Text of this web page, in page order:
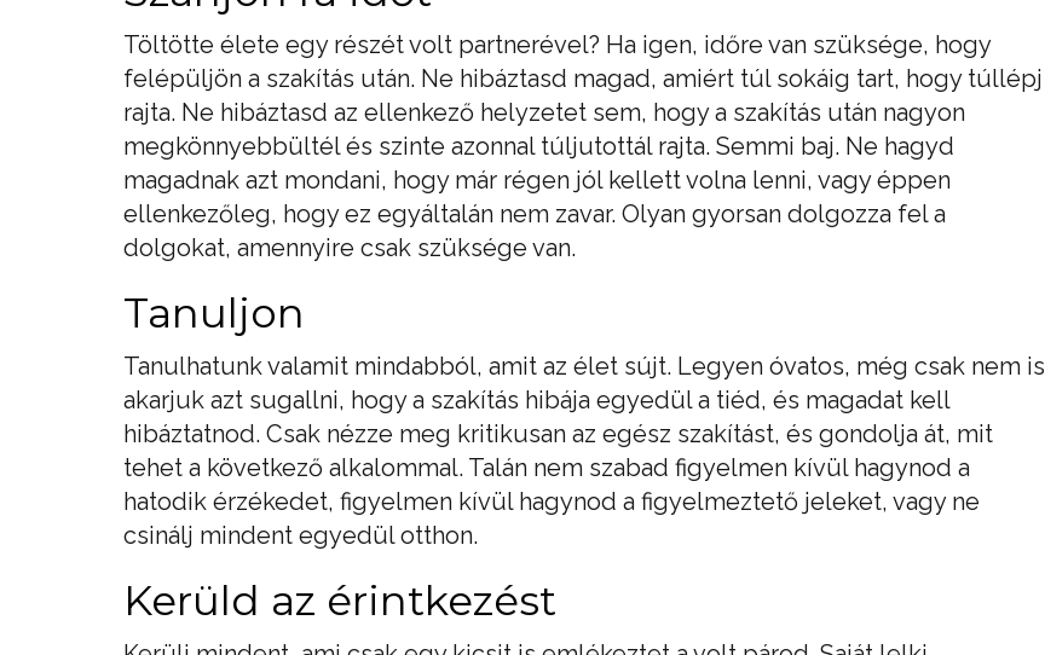
Töltötte élete egy részét volt partnerével? Ha igen, időre van szüksége, hogy
felépüljön a szakítás után. Ne hibáztasd magad, amiért túl sokáig tart, hogy túllépj
rajta. Ne hibáztasd az ellenkező helyzetet sem, hogy a szakítás után nagyon
megkönnyebbültél és szinte azonnal túljutottál rajta. Semmi baj. Ne hagyd
magadnak azt mondani, hogy már régen jól kellett volna lenni, vagy éppen
ellenkezőleg, hogy ez egyáltalán nem zavar. Olyan gyorsan dolgozza fel a
dolgokat, amennyire csak szüksége van.
Tanuljon
Tanulhatunk valamit mindabból, amit az élet sújt. Legyen óvatos, még csak nem is
akarjuk azt sugallni, hogy a szakítás hibája egyedül a tiéd, és magadat kell
hibáztatnod. Csak nézze meg kritikusan az egész szakítást, és gondolja át, mit
tehet a következő alkalommal. Talán nem szabad figyelmen kívül hagynod a
hatodik érzékedet, figyelmen kívül hagynod a figyelmeztető jeleket, vagy ne
csinálj mindent egyedül otthon.
Kerüld az érintkezést